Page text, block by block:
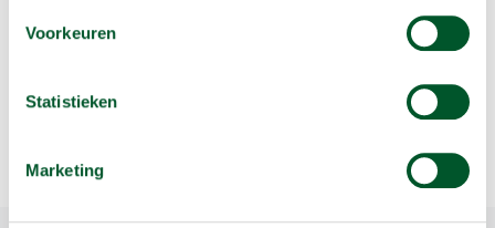
Voorkeuren
Statistieken
Marketing
Omschrijving
Prijs is per kg en het verbruik wordt per 100 gram